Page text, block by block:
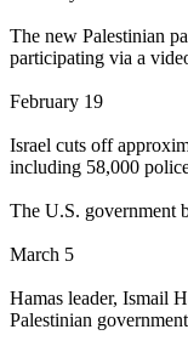
The new Palestinian
participating via a
February 19
Israel cuts off
including 58,000
The U.S. government
March 5
Hamas leader, Ismail
Palestinian